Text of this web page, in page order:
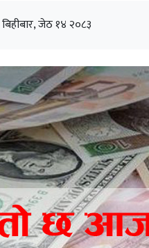
बिहीबार, जेठ १४ २०८३